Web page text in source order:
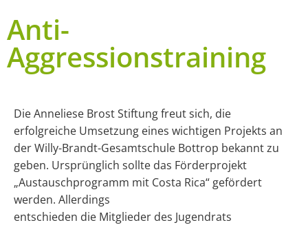
Anti-
Aggressionstraining
Die Anneliese Brost Stiftung freut sich, die
erfolgreiche Umsetzung eines wichtigen Projekts an
der Willy-Brandt-Gesamtschule Bottrop bekannt zu
geben. Ursprünglich sollte das Förderprojekt
„Austauschprogramm mit Costa Rica“ gefördert
werden. Allerdings
entschieden die Mitglieder des Jugendrats